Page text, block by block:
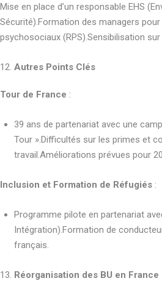
Mise en place d’un responsable EHS
Sécurité).Formation des managers
psychosociaux (RPS).Sensibilisation
12. Autres Points Clés
Tour de France :
39 ans de partenariat avec une
Tour ».Difficultés sur les primes et
travail.Améliorations prévues pour
Inclusion et Formation de Réfugiés :
Programme pilote en partenariat
Intégration).Formation de
français.
13. Réorganisation des BU en France